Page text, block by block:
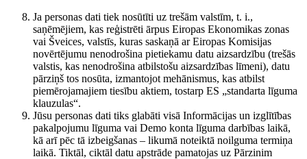
Ja personas dati tiek nosūtīti uz trešām valstīm, t. i.,
saņēmējiem, kas reģistrēti ārpus Eiropas Ekonomikas zonas
vai Šveices, valstīs, kuras saskaņā ar Eiropas Komisijas
novērtējumu nenodrošina pietiekamu datu aizsardzību (trešās
valstis, kas nenodrošina atbilstošu aizsardzības līmeni), datu
pārziņš tos nosūta, izmantojot mehānismus, kas atbilst
piemērojamajiem tiesību aktiem, tostarp ES „standarta līguma
klauzulas“.
Jūsu personas dati tiks glabāti visā Informācijas un izglītības
pakalpojumu līguma vai Demo konta līguma darbības laikā,
kā arī pēc tā izbeigšanas – likumā noteiktā noilguma termiņa
laikā. Tiktāl, ciktāl datu apstrāde pamatojas uz Pārzinim